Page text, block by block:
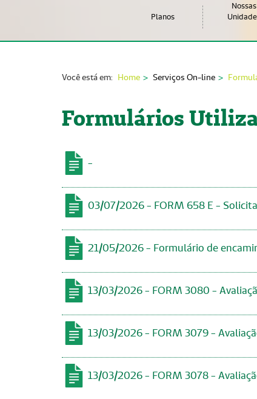
Planos
Nossas
Você está em: Home Serviços On-line
Formulários
-
03/07/2026 - FORM 658 E -
21/05/2026 - Formulário de
13/03/2026 - FORM 3080 -
13/03/2026 - FORM 3079 -
13/03/2026 - FORM 3078 -